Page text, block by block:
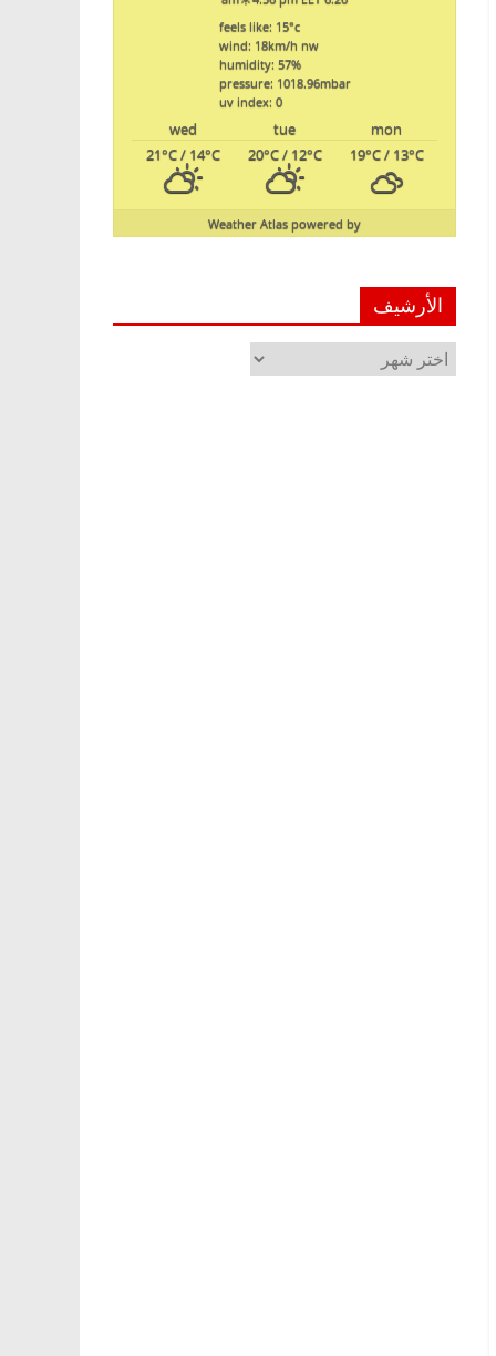
feels like: 15°c
wind: 18km/h nw
humidity: 57%
pressure: 1018.96mbar
uv index: 0
mon
tue
wed
19°C/ 13°C
20°C/ 12°C
21°C/ 14°C
powered by
Weather Atlas
الأرشيف
الأرشيف